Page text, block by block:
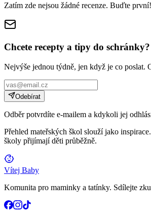
Zatím zde nejsou žádné recenze. Buďte první!
Chcete recepty a tipy do schránky?
Nejvýše jednou týdně, jen když je co poslat.
Odebírat
Odběr potvrdíte e-mailem a kdykoli jej
Přehled mateřských škol slouží jako
školy přijímají děti průběžně.
Vítej Baby
Komunita pro maminky a tatínky. Sdílejte